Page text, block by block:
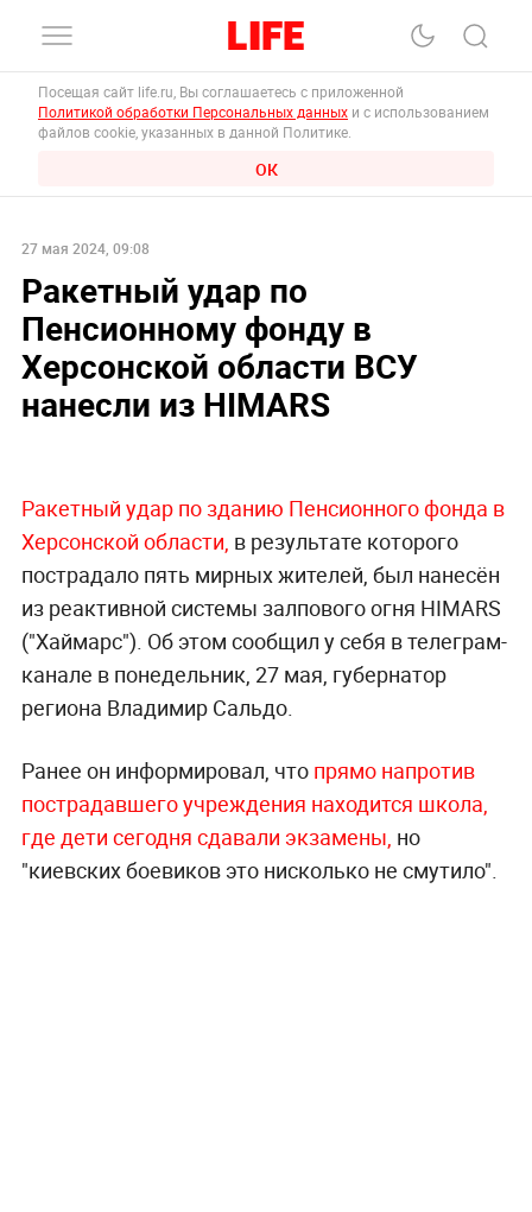
Посещая сайт life.ru, Вы соглашаетесь с приложенной
Политикой обработки Персональных данных и с использованием
файлов cookie, указанных в данной Политике.
ОК
27 мая 2024, 09:08
Ракетный удар по
Пенсионному фонду в
Херсонской области ВСУ
нанесли из HIMARS
Ракетный удар по зданию Пенсионного фонда в
Херсонской области, в результате которого
пострадало пять мирных жителей, был нанесён
из реактивной системы залпового огня HIMARS
("Хаймарс"). Об этом сообщил у себя в телеграм-
канале в понедельник, 27 мая, губернатор
региона Владимир Сальдо.
Ранее он информировал, что прямо напротив
пострадавшего учреждения находится школа,
где дети сегодня сдавали экзамены, но
"киевских боевиков это нисколько не смутило".